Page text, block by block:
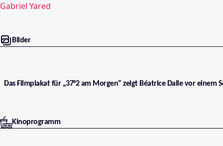
Gabriel Yared
Bilder
Das Filmplakat für „37°2 am Morgen“ zeigt Béatrice Dalle vor einem
Kinoprogramm